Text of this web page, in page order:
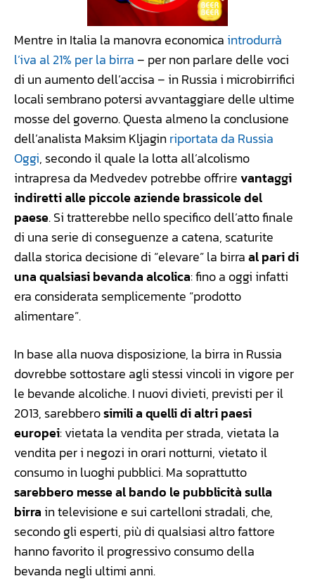
Mentre in Italia la manovra economica introdurrà
l’iva al 21% per la birra– per non parlare delle voci
di un aumento dell’accisa – in Russia i microbirrifici
locali sembrano potersi avvantaggiare delle ultime
mosse del governo. Questa almeno la conclusione
dell’analista Maksim Kljaginriportata da Russia
Oggi, secondo il quale la lotta all’alcolismo
intrapresa da Medvedev potrebbe offrirevantaggi
indiretti alle piccole aziende brassicole del
paese. Si tratterebbe nello specifico dell’atto finale
di una serie di conseguenze a catena, scaturite
dalla storica decisione di “elevare” la birraal pari di
una qualsiasi bevanda alcolica: fino a oggi infatti
era considerata semplicemente “prodotto
alimentare”.
In base alla nuova disposizione, la birra in Russia
dovrebbe sottostare agli stessi vincoli in vigore per
le bevande alcoliche. I nuovi divieti, previsti per il
2013, sarebberosimili a quelli di altri paesi
europei: vietata la vendita per strada, vietata la
vendita per i negozi in orari notturni, vietato il
consumo in luoghi pubblici. Ma soprattutto
sarebbero messe al bando le pubblicità sulla
birra in televisione e sui cartelloni stradali, che,
secondo gli esperti, più di qualsiasi altro fattore
hanno favorito il progressivo consumo della
bevanda negli ultimi anni.